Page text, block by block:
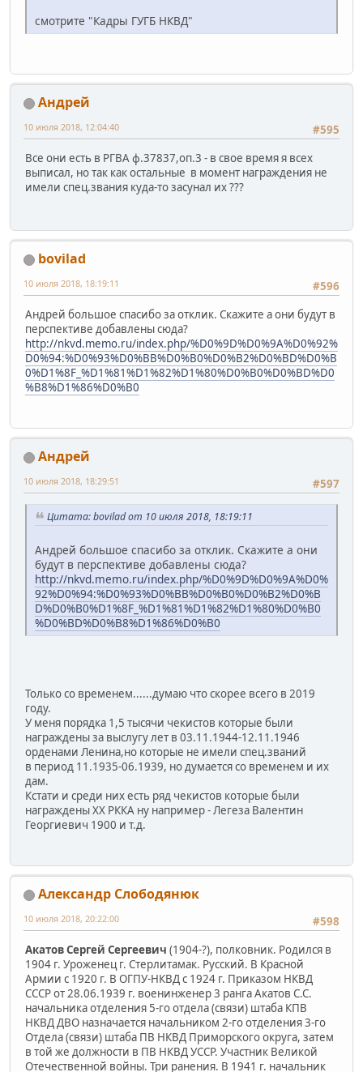
смотрите "Кадры ГУГБ НКВД"
Андрей
#595
10 июля 2018, 12:04:40
Все они есть в РГВА ф.37837,оп.3 - в свое время я всех
выписал, но так как остальные в момент награждения не
имели спец.звания куда-то засунал их ???
bovilad
#596
10 июля 2018, 18:19:11
Андрей большое спасибо за отклик. Скажите а они будут в
перспективе добавлены сюда?
http://nkvd.memo.ru/index.php/%D0%9D%D0%9A%D0%92%
D0%94:%D0%93%D0%BB%D0%B0%D0%B2%D0%BD%D0%B
0%D1%8F_%D1%81%D1%82%D1%80%D0%B0%D0%BD%D0
%B8%D1%86%D0%B0
Андрей
#597
10 июля 2018, 18:29:51
Цитата: bovilad от 10 июля 2018, 18:19:11
Андрей большое спасибо за отклик. Скажите а они
будут в перспективе добавлены сюда?
http://nkvd.memo.ru/index.php/%D0%9D%D0%9A%D0%
92%D0%94:%D0%93%D0%BB%D0%B0%D0%B2%D0%B
D%D0%B0%D1%8F_%D1%81%D1%82%D1%80%D0%B0
%D0%BD%D0%B8%D1%86%D0%B0
Только со временем......думаю что скорее всего в 2019
году.
У меня порядка 1,5 тысячи чекистов которые были
награждены за выслугу лет в 03.11.1944-12.11.1946
орденами Ленина,но которые не имели спец.званий
в период 11.1935-06.1939, но думается со временем и их
дам.
Кстати и среди них есть ряд чекистов которые были
награждены ХХ РККА ну например - Легеза Валентин
Георгиевич 1900 и т.д.
Александр Слободянюк
#598
10 июля 2018, 20:22:00
Акатов Сергей Сергеевич (1904-?), полковник. Родился в
1904 г. Уроженец г. Стерлитамак. Русский. В Красной
Армии с 1920 г. В ОГПУ-НКВД с 1924 г. Приказом НКВД
СССР от 28.06.1939 г. военинженер 3 ранга Акатов С.С.
начальника отделения 5-го отдела (связи) штаба КПВ
НКВД ДВО назначается начальником 2-го отделения 3-го
Отдела (связи) штаба ПВ НКВД Приморского округа, затем
в той же должности в ПВ НКВД УССР. Участник Великой
Отечественной войны. Три ранения. В 1941 г. начальник